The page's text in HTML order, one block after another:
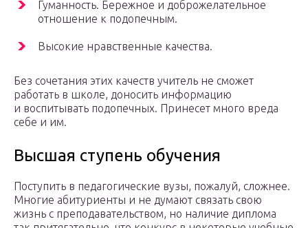
Гуманность. Бережное и доброжелательное
отношение к подопечным.
Высокие нравственные качества.
Без сочетания этих качеств учитель не сможет
работать в школе, доносить информацию
и воспитывать подопечных. Принесет много вреда
себе и им.
Высшая ступень обучения
Поступить в педагогические вузы, пожалуй, сложнее.
Многие абитуриенты и не думают связать свою
жизнь с преподавательством, но наличие диплома